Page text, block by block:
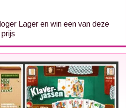
Lager en win een van deze